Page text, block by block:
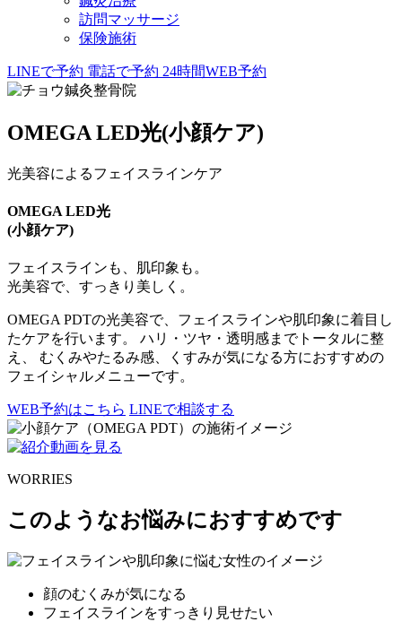
訪問マッサージ
保険施術
LINEで予約 電話で予約 24時間WEB予約
OMEGA LED光(小顔ケア)
光美容によるフェイスラインケア
OMEGA LED光
(小顔ケア)
フェイスラインも、肌印象も。
光美容で、すっきり美しく。
OMEGA PDTの光美容で、フェイスラインや肌印象に着目し
たケアを行います。 ハリ・ツヤ・透明感までトータルに整
え、 むくみやたるみ感、くすみが気になる方におすすめの
フェイシャルメニューです。
WEB予約はこちら LINEで相談する
WORRIES
このようなお悩みにおすすめです
顔のむくみが気になる
フェイスラインをすっきり見せたい